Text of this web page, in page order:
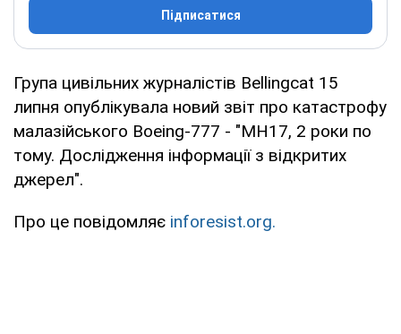
Підписатися
Група цивільних журналістів Bellingcat 15
липня опублікувала новий звіт про катастрофу
малазійського Boeing-777 - "MH17, 2 роки по
тому. Дослідження інформації з відкритих
джерел".
Про це повідомляє inforesist.org.